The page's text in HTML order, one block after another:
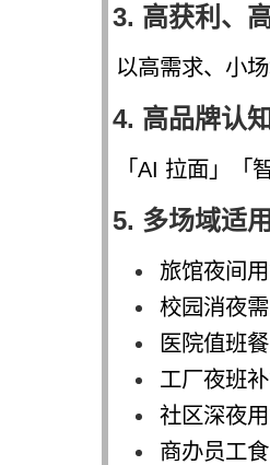
3. 高获利、
以高需求、小
4. 高品牌认
「AI 拉面」「
5. 多场域适
旅馆夜间
校园消夜
医院值班
工厂夜班
社区深夜
商办员工